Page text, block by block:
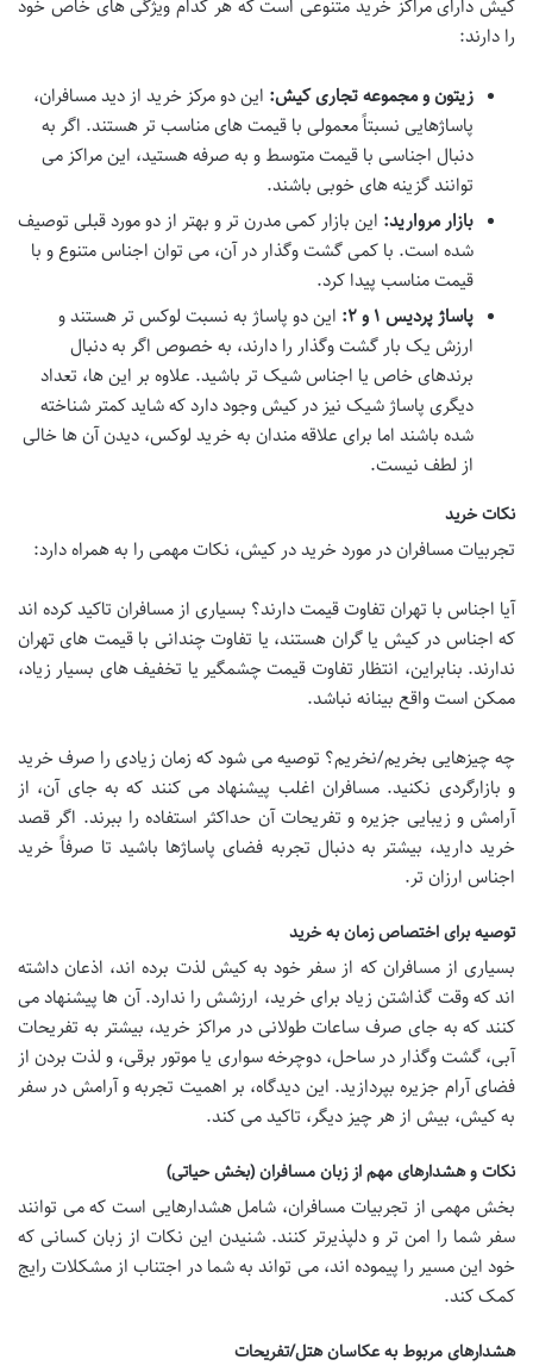
کیش دارای مراکز خرید متنوعی است که هر کدام ویژگی های خاص خود
را دارند:
زیتون و مجموعه تجاری کیش: این دو مرکز خرید از دید مسافران،
پاساژهایی نسبتاً معمولی با قیمت های مناسب تر هستند. اگر به
دنبال اجناسی با قیمت متوسط و به صرفه هستید، این مراکز می
توانند گزینه های خوبی باشند.
بازار مروارید: این بازار کمی مدرن تر و بهتر از دو مورد قبلی توصیف
شده است. با کمی گشت وگذار در آن، می توان اجناس متنوع و با
قیمت مناسب پیدا کرد.
پاساژ پردیس ۱ و ۲:
این دو پاساژ به نسبت لوکس تر هستند و
ارزش یک بار گشت وگذار را دارند، به خصوص اگر به دنبال
برندهای خاص یا اجناس شیک تر باشید. علاوه بر این ها، تعداد
دیگری پاساژ شیک نیز در کیش وجود دارد که شاید کمتر شناخته
شده باشند اما برای علاقه مندان به خرید لوکس، دیدن آن ها خالی
از لطف نیست.
نکات خرید
تجربیات مسافران در مورد خرید در کیش، نکات مهمی را به همراه دارد:
آیا اجناس با تهران تفاوت قیمت دارند؟ بسیاری از مسافران تاکید کرده اند
که اجناس در کیش یا گران هستند، یا تفاوت چندانی با قیمت های تهران
ندارند. بنابراین، انتظار تفاوت قیمت چشمگیر یا تخفیف های بسیار زیاد،
ممکن است واقع بینانه نباشد.
چه چیزهایی بخریم/نخریم؟ توصیه می شود که زمان زیادی را صرف خرید
و بازارگردی نکنید. مسافران اغلب پیشنهاد می کنند که به جای آن، از
آرامش و زیبایی جزیره و تفریحات آن حداکثر استفاده را ببرند. اگر قصد
خرید دارید، بیشتر به دنبال تجربه فضای پاساژها باشید تا صرفاً خرید
اجناس ارزان تر.
توصیه برای اختصاص زمان به خرید
بسیاری از مسافران که از سفر خود به کیش لذت برده اند، اذعان داشته
اند که وقت گذاشتن زیاد برای خرید، ارزشش را ندارد. آن ها پیشنهاد می
کنند که به جای صرف ساعات طولانی در مراکز خرید، بیشتر به تفریحات
آبی، گشت وگذار در ساحل، دوچرخه سواری یا موتور برقی، و لذت بردن از
فضای آرام جزیره بپردازید. این دیدگاه، بر اهمیت تجربه و آرامش در سفر
به کیش، بیش از هر چیز دیگر، تاکید می کند.
نکات و هشدارهای مهم از زبان مسافران (بخش حیاتی)
بخش مهمی از تجربیات مسافران، شامل هشدارهایی است که می توانند
سفر شما را امن تر و دلپذیرتر کنند. شنیدن این نکات از زبان کسانی که
خود این مسیر را پیموده اند، می تواند به شما در اجتناب از مشکلات رایج
کمک کند.
هشدارهای مربوط به عکاسان هتل/تفریحات